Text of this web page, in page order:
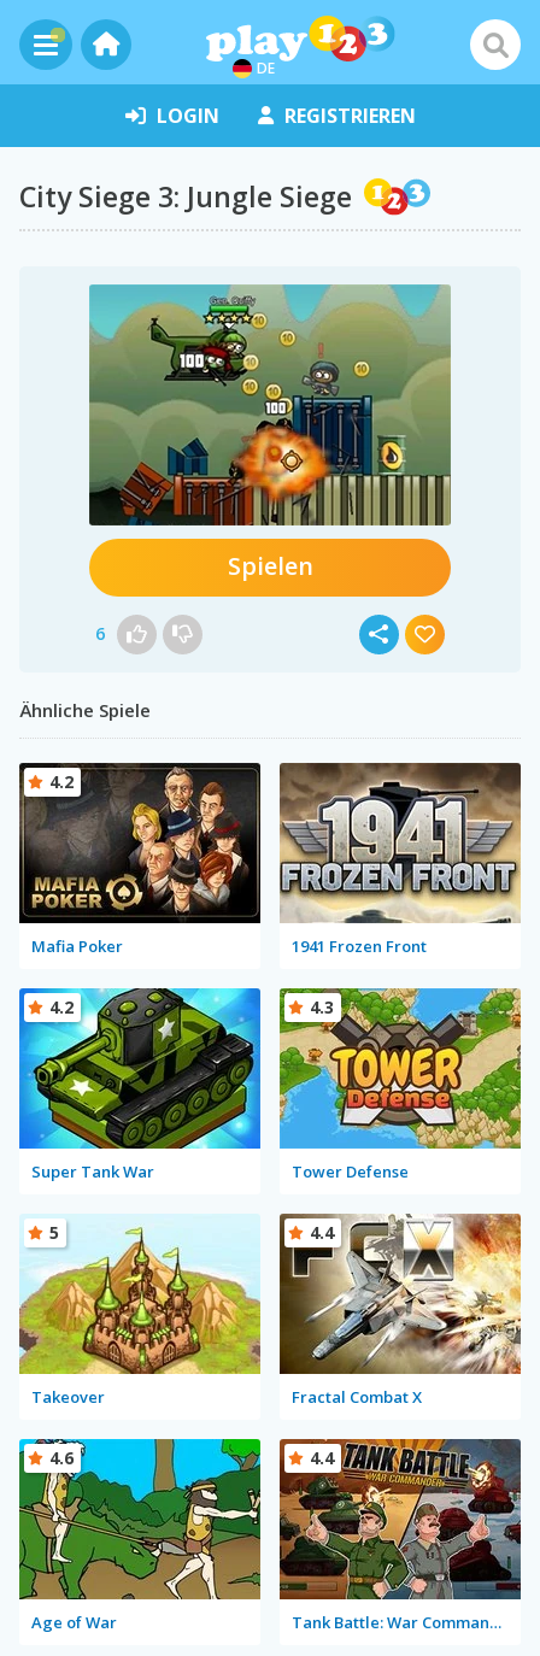
DE
LOGIN REGISTRIEREN
City Siege 3: Jungle Siege
Spielen
6
Ähnliche Spiele
Mafia Poker
4.2
1941 Frozen Front
Super Tank War
4.2
Tower Defense
4.3
Takeover
5
Fractal Combat X
4.4
Age of War
4.6
Tank Battle: War Commander
4.4